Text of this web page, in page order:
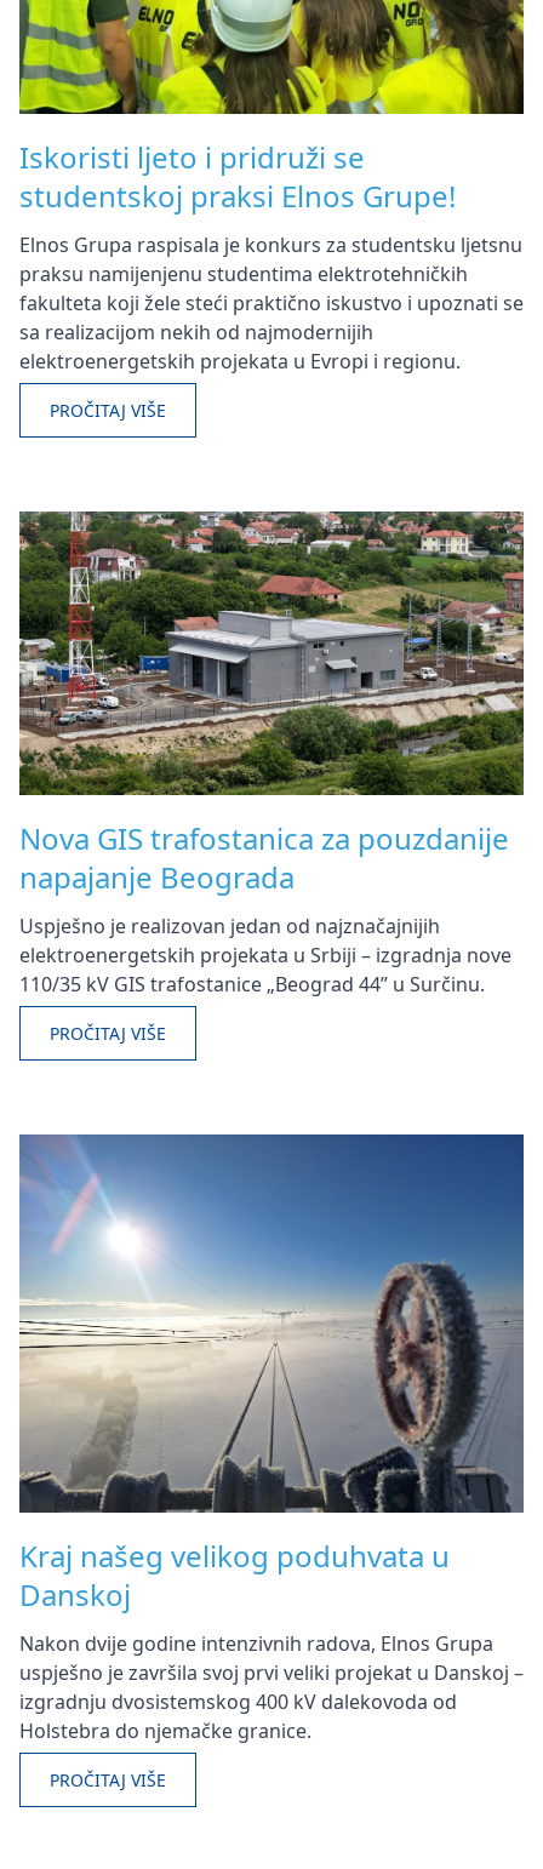
Iskoristi ljeto i pridruži se
studentskoj praksi Elnos Grupe!
Elnos Grupa raspisala je konkurs za studentsku ljetsnu
praksu namijenjenu studentima elektrotehničkih
fakulteta koji žele steći praktično iskustvo i upoznati se
sa realizacijom nekih od najmodernijih
elektroenergetskih projekata u Evropi i regionu.
PROČITAJ VIŠE
Nova GIS trafostanica za pouzdanije
napajanje Beograda
Uspješno je realizovan jedan od najznačajnijih
elektroenergetskih projekata u Srbiji – izgradnja nove
110/35 kV GIS trafostanice „Beograd 44” u Surčinu.
PROČITAJ VIŠE
Kraj našeg velikog poduhvata u
Danskoj
Nakon dvije godine intenzivnih radova, Elnos Grupa
uspješno je završila svoj prvi veliki projekat u Danskoj –
izgradnju dvosistemskog 400 kV dalekovoda od
Holstebra do njemačke granice.
PROČITAJ VIŠE